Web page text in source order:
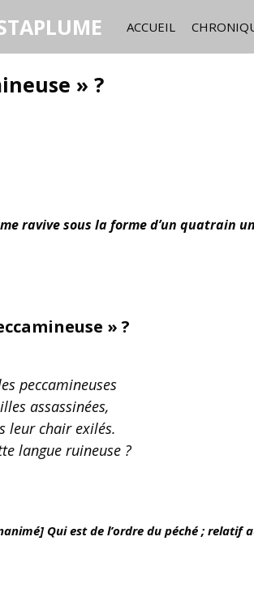
ACCUEIL
» ?
ravive sous la forme d’un quatrain
» ?
peccamineuses
assassinées,
leur chair exilés.
langue ruineuse ?
Qui est de l’ordre du péché ; relatif